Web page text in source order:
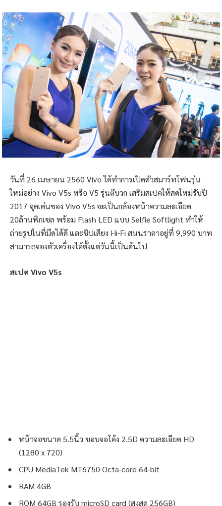
วันที่ 26 เมษายน 2560 Vivo ได้ทำการเปิดตัวสมาร์ทโฟนรุ่น
ใหม่อย่าง Vivo V5s หรือ V5 รุ่นตีบวก เสริมสเปคให้สดใหม่รับปี
2017 จุดเด่นของ Vivo V5s จะเป็นกล้องหน้าความละเอียด
20ล้านพิกเซล พร้อม Flash LED แบบ Selfie Softlight ทำให้
ถ่ายรูปในที่มืดได้ดี และชิปเสียง Hi-Fi สนนราคาอยู่ที่ 9,990 บาท
สามารถจองตัวเครื่องได้ตั้งแต่วันนี้เป็นต้นไป
สเปค Vivo V5s
หน้าจอขนาด 5.5นิ้ว ขอบจอโค้ง 2.5D ความละเอียด HD
(1280 x 720)
CPU MediaTek MT6750 Octa-core 64-bit
RAM 4GB
ROM 64GB รองรับ microSD card (สูงสุด 256GB)